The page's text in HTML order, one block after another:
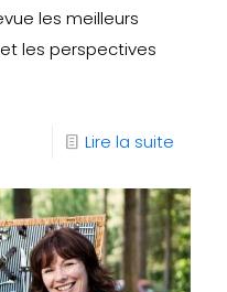
les meilleurs
les perspectives
Lire la suite